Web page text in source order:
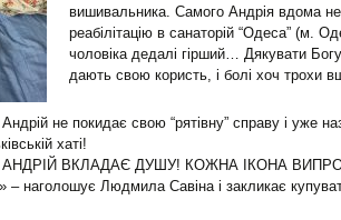
вишивальника. Самого Андрія вдома
реабілітацію в санаторій “Одеса” (м.
чоловіка дедалі гірший… Дякувати
дають свою користь, і болі хоч трохи
не покидає свою “рятівну” справу і уже
хаті!
ВКЛАДАЄ ДУШУ! КОЖНА ІКОНА
Людмила Савіна і закликає